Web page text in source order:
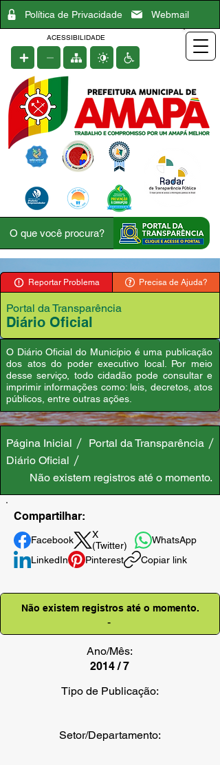
Política de Privacidade Webmail
ACESSIBILIDADE
Reportar Problema Precisa de Ajuda?
Portal da Transparência
Diário Oficial
O Diário Oficial do Município é uma publicação
dos atos do poder executivo local. Por meio
desse serviço, todo cidadão pode consultar e
imprimir informações como: leis, decretos, atos
públicos, entre outras ações.
Página Inicial
Portal da Transparência
Diário Oficial
Não existem registros até o momento.
Compartilhar:
Facebook
X
(Twitter)
WhatsApp
LinkedIn
Pinterest Copiar link
Não existem registros até o momento.
-
Ano/Mês:
2014 / 7
Tipo de Publicação:
Setor/Departamento: